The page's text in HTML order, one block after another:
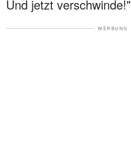
Und jetzt verschwinde!"
WERBUNG